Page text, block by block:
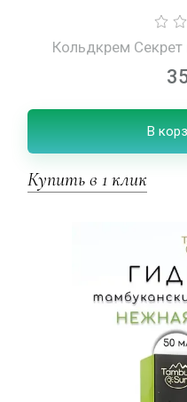
Кольдкрем
В
Купить в 1 клик